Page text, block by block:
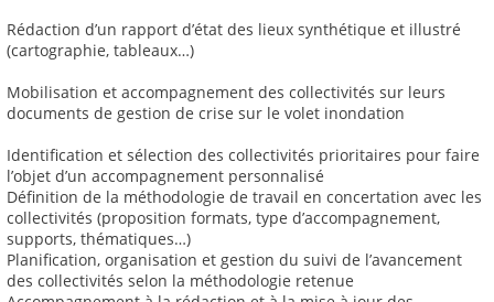
Rédaction d’un rapport d’état des lieux synthétique et illustré
(cartographie, tableaux…)
Mobilisation et accompagnement des collectivités sur leurs
documents de gestion de crise sur le volet inondation
Identification et sélection des collectivités prioritaires pour faire
l’objet d’un accompagnement personnalisé
Définition de la méthodologie de travail en concertation avec les
collectivités (proposition formats, type d’accompagnement,
supports, thématiques…)
Planification, organisation et gestion du suivi de l’avancement
des collectivités selon la méthodologie retenue